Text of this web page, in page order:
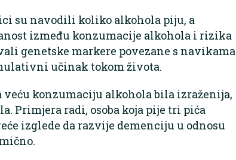
su navodili koliko alkohola piju, a
između konzumacije alkohola i rizika
genetske markere povezane s navikama
učinak tokom života.
veću konzumaciju alkohola bila izraženija,
Primjera radi, osoba koja pije tri pića
izglede da razvije demenciju u odnosu